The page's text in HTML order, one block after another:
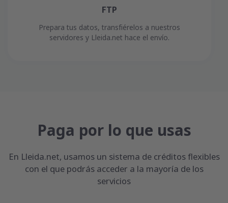
FTP
Prepara tus datos, transfiérelos a nuestros
servidores y Lleida.net hace el envío.
Paga por lo que usas
En Lleida.net, usamos un sistema de créditos flexibles
con el que podrás acceder a la mayoría de los
servicios